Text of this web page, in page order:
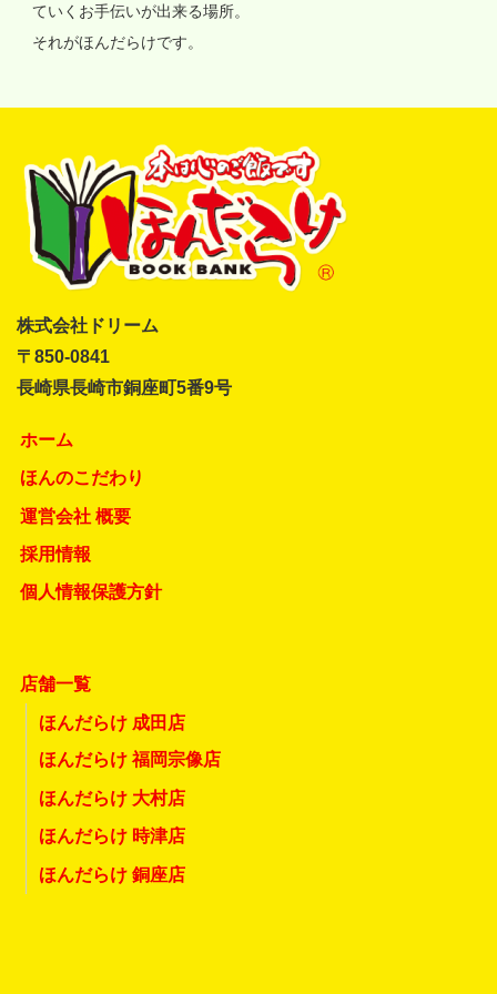
ていくお手伝いが出来る場所。
それがほんだらけです。
株式会社ドリーム
〒850-0841
長崎県長崎市銅座町5番9号
ホーム
ほんのこだわり
運営会社 概要
採用情報
個人情報保護方針
店舗一覧
ほんだらけ 成田店
ほんだらけ 福岡宗像店
ほんだらけ 大村店
ほんだらけ 時津店
ほんだらけ 銅座店